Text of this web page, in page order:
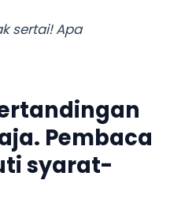
sertai! Apa
Pembaca
syarat-